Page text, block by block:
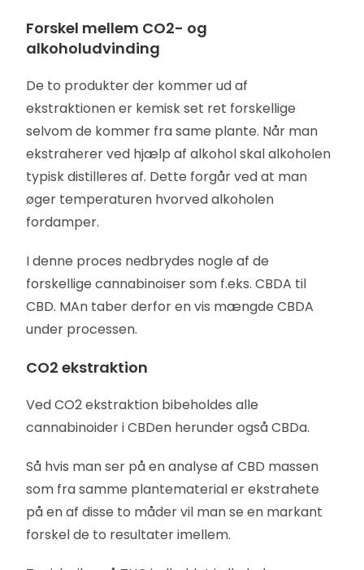
Forskel mellem CO2- og
alkoholudvinding
De to produkter der kommer ud af
ekstraktionen er kemisk set ret forskellige
selvom de kommer fra same plante. Når man
ekstraherer ved hjælp af alkohol skal alkoholen
typisk distilleres af. Dette forgår ved at man
øger temperaturen hvorved alkoholen
fordamper.
I denne proces nedbrydes nogle af de
forskellige cannabinoiser som f.eks. CBDA til
CBD. MAn taber derfor en vis mængde CBDA
under processen.
CO2 ekstraktion
Ved CO2 ekstraktion bibeholdes alle
cannabinoider i CBDen herunder også CBDa.
Så hvis man ser på en analyse af CBD massen
som fra samme plantematerial er ekstrahete
på en af disse to måder vil man se en markant
forskel de to resultater imellem.